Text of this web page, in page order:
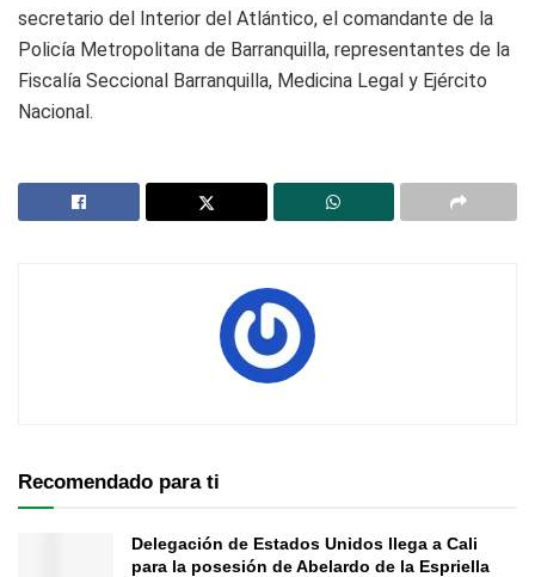
secretario del Interior del Atlántico, el comandante de la
Policía Metropolitana de Barranquilla, representantes de la
Fiscalía Seccional Barranquilla, Medicina Legal y Ejército
Nacional.
Recomendado para ti
Delegación de Estados Unidos llega a Cali
para la posesión de Abelardo de la Espriella